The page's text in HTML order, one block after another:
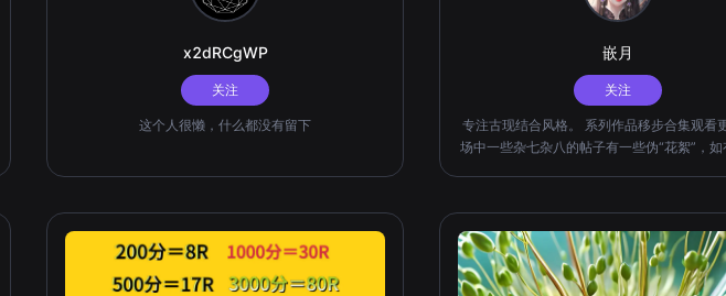
x2dRCgWP
关注
这个人很懒，什么都没有留下
嵌月
关注
专注古现结合风格。 系列作品移步合集观看
场中一些杂七杂八的帖子有一些伪“花絮”，
美人系列） 预更：神话拟人系列